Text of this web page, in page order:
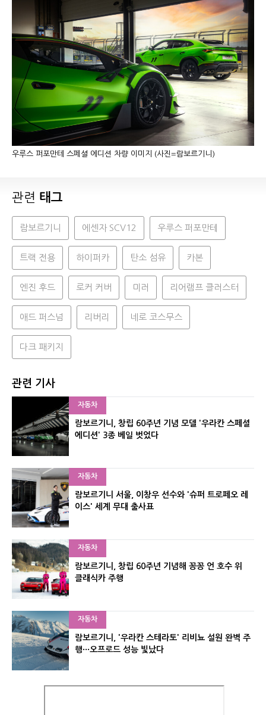
우루스 퍼포만테 스페셜 에디션 차량 이미지 (사진=람보르기니)
관련 태그
람보르기니 에센자 SCV12 우루스 퍼포만테
트랙 전용 하이퍼카 탄소 섬유 카본
엔진 후드 로커 커버 미러 리어램프 클러스터
애드 퍼스넘 리버리 네로 코스무스
다크 패키지
관련 기사
자동차
람보르기니, 창립 60주년 기념 모델 '우라칸 스페셜
에디션' 3종 베일 벗었다
자동차
람보르기니 서울, 이창우 선수와 '슈퍼 트로페오 레
이스' 세계 무대 출사표
자동차
람보르기니, 창립 60주년 기념해 꽁꽁 언 호수 위
클래식카 주행
자동차
람보르기니, '우라칸 스테라토' 리비뇨 설원 완벽 주
행···오프로드 성능 빛났다